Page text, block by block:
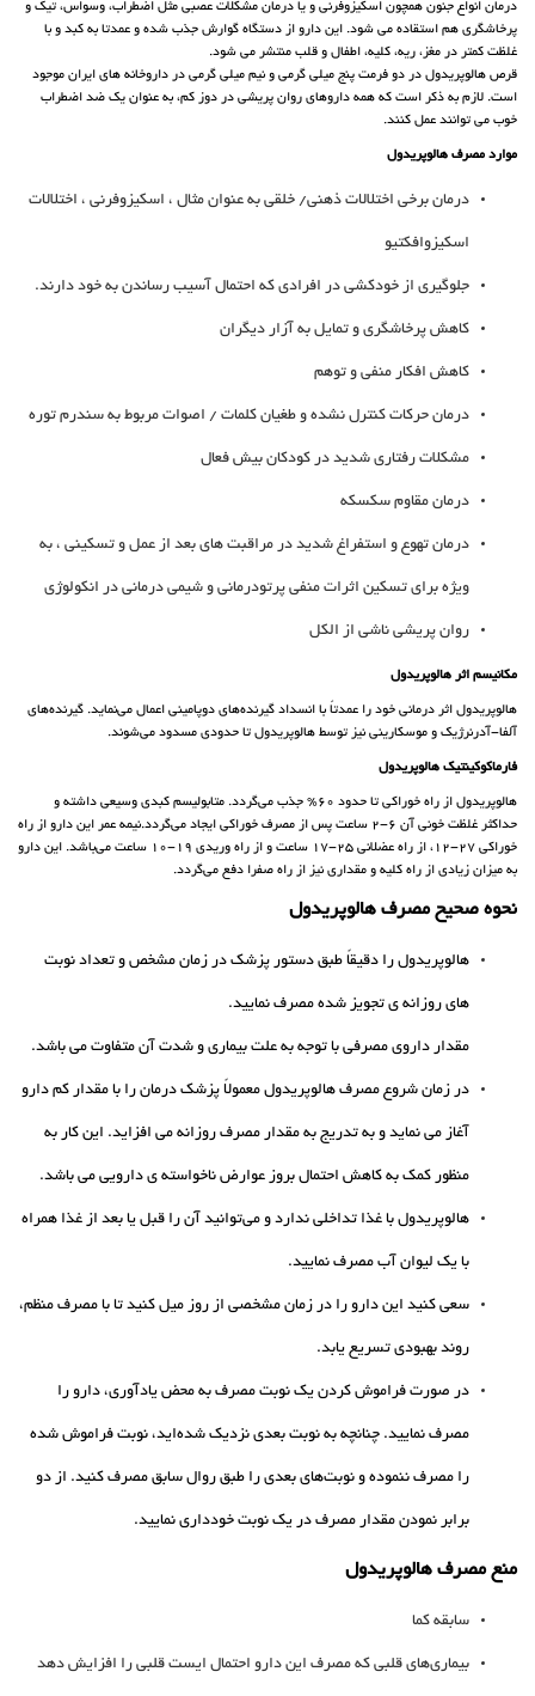
درمان انواع جنون همچون اسکیزوفرنی و یا درمان مشکلات عصبی مثل اضطراب، وسواس، تیک و
پرخاشگری هم استقاده می شود. این دارو از دستگاه گوارش جذب شده و عمدتا به کبد و با
غلظت کمتر در مغز، ریه، کلیه، اطفال و قلب منتشر می شود.
قرص هالوپریدول در دو فرمت پنج میلی گرمی و نیم میلی گرمی در داروخانه های ایران موجود
است. لازم به ذکر است که همه داروهای روان پریشی در دوز کم، به عنوان یک ضد اضطراب
خوب می توانند عمل کنند.
موارد مصرف هالوپریدول
درمان برخی اختلالات ذهنی/ خلقی به عنوان مثال ، اسکیزوفرنی ، اختلالات
اسکیزوافکتیو
جلوگیری از خودکشی در افرادی که احتمال آسیب رساندن به خود دارند.
کاهش پرخاشگری و تمایل به آزار دیگران
کاهش افکار منفی و توهم
درمان حرکات کنترل نشده و طغیان کلمات / اصوات مربوط به سندرم توره
مشکلات رفتاری شدید در کودکان بیش فعال
درمان مقاوم سکسکه
درمان تهوع و استفراغ شدید در مراقبت های بعد از عمل و تسکینی ، به
ویژه برای تسکین اثرات منفی پرتودرمانی و شیمی درمانی در انکولوژی
روان پریشی ناشی از الکل
مکانیسم اثر هالوپریدول
هالوپریدول اثر درمانی خود را عمدتاً با انسداد گیرنده‌های دوپامینی اعمال می‌نماید. گیرنده‌های
آلفا-آدرنرژیک و موسکارینی نیز توسط هالوپریدول تا حدودی مسدود می‌شوند.
فارماکوکینتیک هالوپریدول
هالوپریدول از راه خوراکی تا حدود 60% جذب می‌گردد. متابولیسم کبدی وسیعی داشته و
حداکثر غلظت خونی آن 6-2 ساعت پس از مصرف خوراکی ایجاد می‌گردد.نیمه عمر این دارو از راه
خوراکی 27-12، از راه عضلانی 25-17 ساعت و از راه وریدی 19-10 ساعت می‌باشد. این دارو
به میزان زیادی از راه کلیه و مقداری نیز از راه صفرا دفع می‌گردد.
نحوه صحیح مصرف هالوپریدول
هالوپریدول را دقیقاً طبق دستور پزشک در زمان مشخص و تعداد نوبت
های روزانه ی تجویز شده مصرف نمایید.
مقدار داروی مصرفی با توجه به علت بیماری و شدت آن متفاوت می باشد.
در زمان شروع مصرف هالوپریدول معمولاً پزشک درمان را با مقدار کم دارو
آغاز می نماید و به تدریج به مقدار مصرف روزانه می افزاید. این کار به
منظور کمک به کاهش احتمال بروز عوارض ناخواسته ی دارویی می باشد.
هالوپریدول با غذا تداخلی ندارد و می‌توانید آن را قبل یا بعد از غذا همراه
با یک لیوان آب مصرف نمایید.
سعی کنید این دارو را در زمان مشخصی از روز میل کنید تا با مصرف منظم،
روند بهبودی تسریع یابد.
در صورت فراموش کردن یک نوبت مصرف به محض یادآوری، دارو را
مصرف نمایید. چنانچه به نوبت بعدی نزدیک شده‌اید، نوبت فراموش شده
را مصرف ننموده و نوبت‌های بعدی را طبق روال سابق مصرف کنید. از دو
برابر نمودن مقدار مصرف در یک نوبت خودداری نمایید.
منع مصرف هالوپریدول
سابقه کما
بیماری‌های قلبی که مصرف این دارو احتمال ایست قلبی را افزایش دهد